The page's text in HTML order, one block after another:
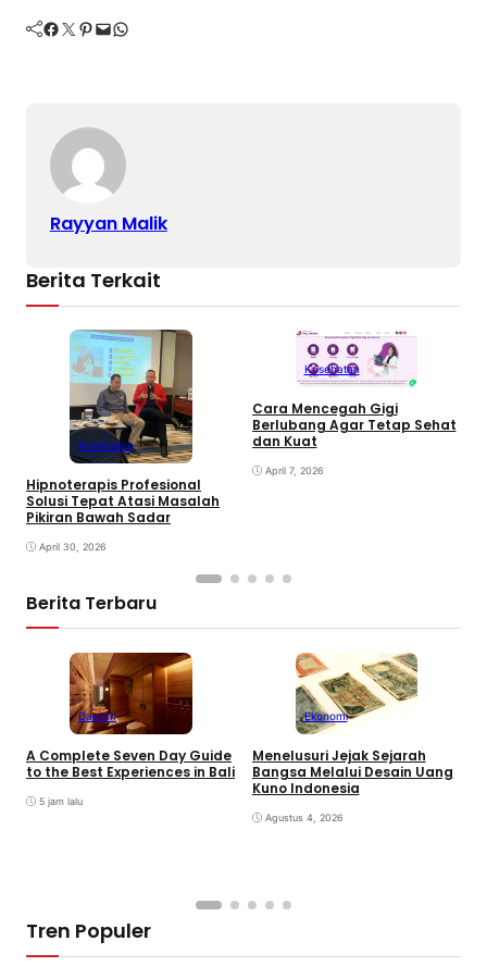
Facebook Twitter Pinterest Mail WhatsApp
Rayyan Malik
Berita Terkait
Kesehatan
Hipnoterapis Profesional
Solusi Tepat Atasi Masalah
Pikiran Bawah Sadar
April 30, 2026
Kesehatan
Cara Mencegah Gigi
Berlubang Agar Tetap Sehat
dan Kuat
April 7, 2026
Berita Terbaru
Daerah
A Complete Seven Day Guide
to the Best Experiences in Bali
5 jam lalu
Ekonomi
Menelusuri Jejak Sejarah
Bangsa Melalui Desain Uang
Kuno Indonesia
Agustus 4, 2026
Tren Populer